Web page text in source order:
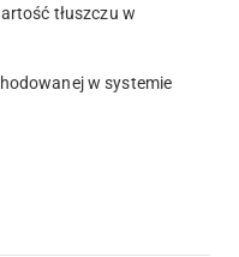
tłuszczu w
w systemie